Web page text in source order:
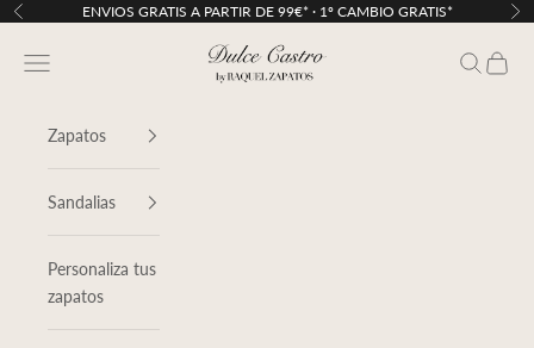
Ir al contenido
Anterior ENVIOS GRATIS A PARTIR DE 99€* · 1º CAMBIO GRATIS*
Dulce Castro
Menú Buscar
Cesta
Zapatos
Sandalias
Personaliza tus
zapatos